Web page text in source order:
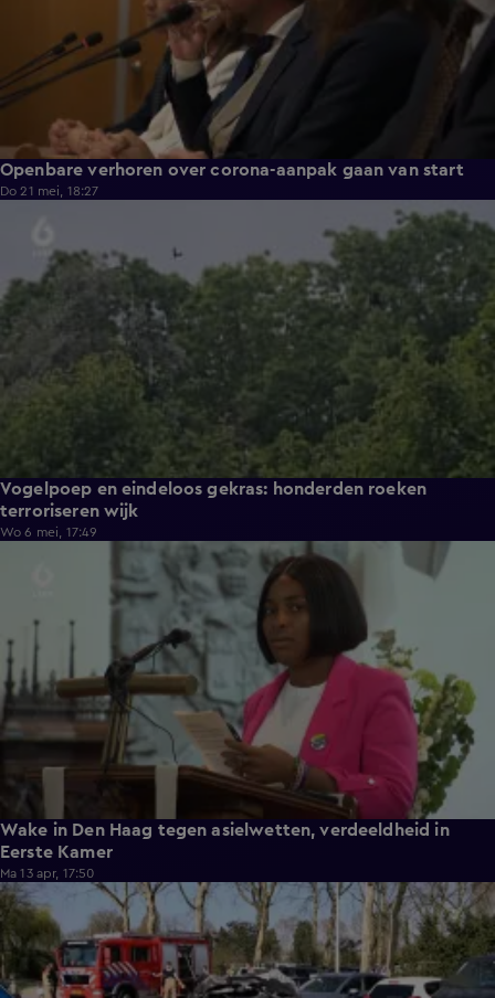
Openbare verhoren over corona-aanpak gaan van start
Do 21 mei, 18:27
Vogelpoep en eindeloos gekras: honderden roeken
terroriseren wijk
Wo 6 mei, 17:49
Wake in Den Haag tegen asielwetten, verdeeldheid in
Eerste Kamer
Ma 13 apr, 17:50
0:45